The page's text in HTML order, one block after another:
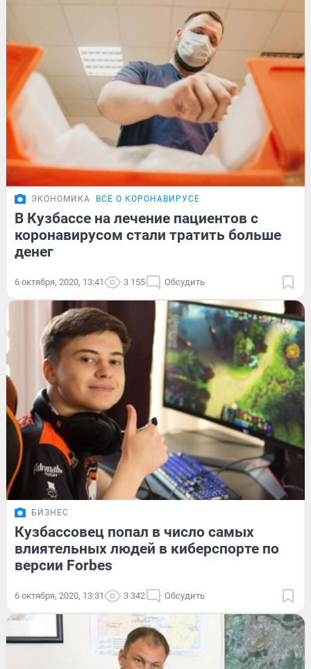
ЭКОНОМИКА ВСЁ О КОРОНАВИРУСЕ
В Кузбассе на лечение пациентов с
коронавирусом стали тратить больше
денег
6 октября, 2020, 13:41 3 155 Обсудить
БИЗНЕС
Кузбассовец попал в число самых
влиятельных людей в киберспорте по
версии Forbes
6 октября, 2020, 13:31 3 342 Обсудить